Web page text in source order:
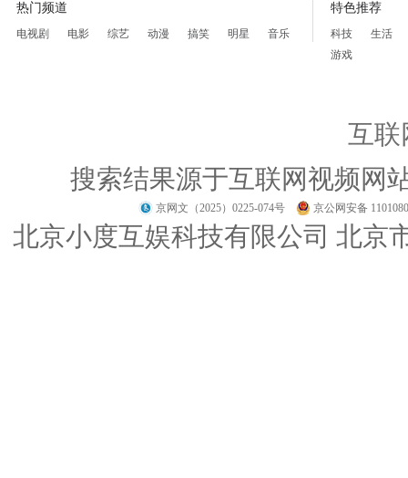
热门频道
电视剧 电影 综艺 动漫 搞笑 明星 音乐
特色推荐
科技
生活
游戏
互联
搜索结果源于互联网视频网
京网文（2025）0225-074号 京公网安备
北京小度互娱科技有限公司 北京